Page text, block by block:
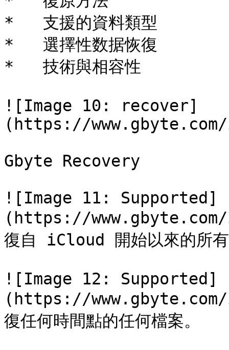
*   支援的資料類型
*   選擇性数据恢復
*   技術與相容性
![Image 10: recover]
(https://
Gbyte Recovery
![Image 11: Supported]
(https://
復自 iCloud 開始以來的所
![Image 12: Supported]
(https://
復任何時間點的任何檔案。